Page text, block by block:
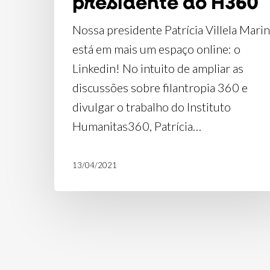
Nossa presidente Patrícia Villela
está em mais um espaço online: o
Linkedin! No intuito de ampliar as
discussões sobre filantropia 360 e
divulgar o trabalho do Instituto
Humanitas360, Patrícia…
13/04/2021